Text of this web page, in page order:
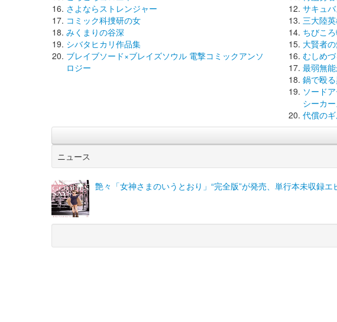
さよならストレンジャー
コミック科捜研の女
みくまりの谷深
シバタヒカリ作品集
ブレイブソード×ブレイズソウル 電撃コミックアンソ
ロジー
サキュ
三大陸
ちびこ
大賢者
むしめ
最弱無
鍋で殴
ソード
シーカ
代償の
ニュース
艶々「女神さまのいうとおり」“完全版”が発売、単行本未収録エ